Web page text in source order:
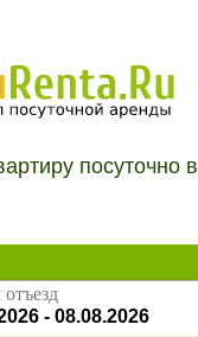
посуточно в
отъезд